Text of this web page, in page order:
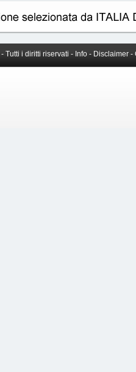
- Tutti i diritti riservati - Info - Disclaimer -